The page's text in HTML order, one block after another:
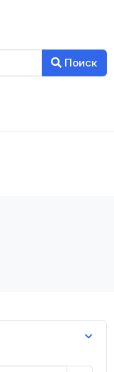
Поиск